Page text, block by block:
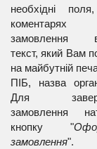
необхідні
замовлення
текст, який Вам
на майбутній
ПІБ, назва
Для
замовлення
кнопку "
замовлення".